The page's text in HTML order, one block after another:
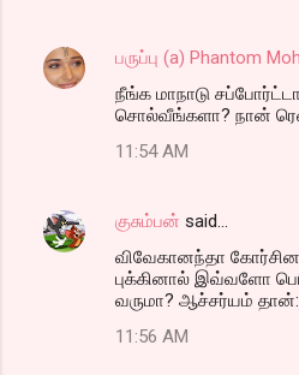
n
பருப்பு (a) Phantom
நீங்க மாநாடு
சொல்வீங்களா? நான்
11:54 AM
குசும்பன் said…
விவேகானந்தா
புக்கினால் இவ்வளோ
வருமா? ஆச்சர்யம்
11:56 AM